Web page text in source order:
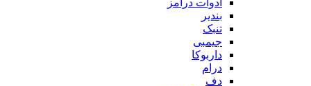
ادوات درامز
بندیر
تنبک
جیمبی
داربوکا
درام
دف